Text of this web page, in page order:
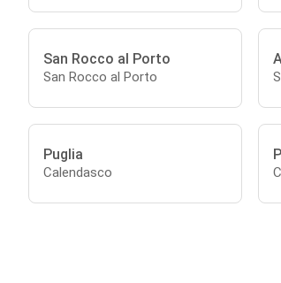
San Rocco al Porto
San Rocco al Porto
Puglia
Calendasco